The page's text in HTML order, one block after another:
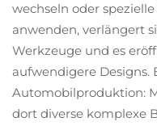
wechseln oder
anwenden, verlängert
Werkzeuge und es
aufwendigere Designs.
Automobilproduktion:
dort diverse komplexe